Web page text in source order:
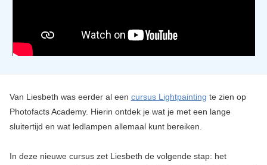
Van Liesbeth was eerder al een cursus Lightpainting te zien op
Photofacts Academy. Hierin ontdek je wat je met een lange
sluitertijd en wat ledlampen allemaal kunt bereiken.
In deze nieuwe cursus zet Liesbeth de volgende stap: het